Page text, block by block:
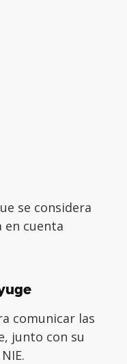
se considera
en cuenta
comunicar las
junto con su